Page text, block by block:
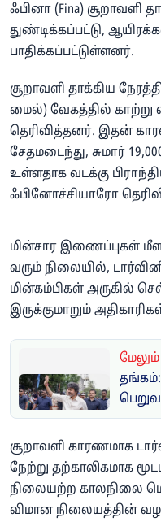
ஃபினா (Fina) சூறாவளி
துண்டிக்கப்பட்டு,
பாதிக்கப்பட்டுள்ளனர்.
சூறாவளி தாக்கிய
மைல்) வேகத்தில் காற்று
தெரிவித்தனர். இதன்
சேதமடைந்து, சுமார்
உள்ளதாக வடக்கு
ஃபினோச்சியாரோ
மின்சார இணைப்புகள்
வரும் நிலையில்,
மின்கம்பிகள் அருகில்
இருக்குமாறும்
மேலும்
சூறாவளி காரணமாக
நேற்று தற்காலிகமாக
நிலையற்ற காலநிலை
விமான நிலையத்தின்